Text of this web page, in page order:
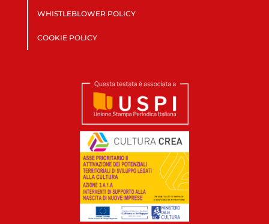
WHISTLEBLOWER POLICY
COOKIE POLICY